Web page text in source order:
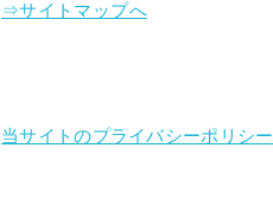
⇒サイトマップへ
当サイトのプライバシーポリシー